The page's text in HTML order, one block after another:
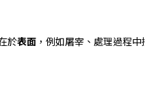
於表面 ，例如屠宰、處理過程中